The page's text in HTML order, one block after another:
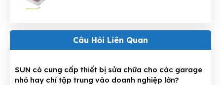
Câu Hỏi Liên Quan
SUN có cung cấp thiết bị sửa chữa cho các garage
nhỏ hay chỉ tập trung vào doanh nghiệp lớn?